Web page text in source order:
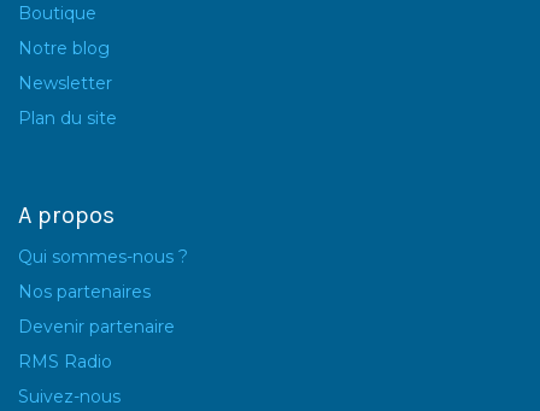
Boutique
Notre blog
Newsletter
Plan du site
A propos
Qui sommes-nous ?
Nos partenaires
Devenir partenaire
RMS Radio
Suivez-nous